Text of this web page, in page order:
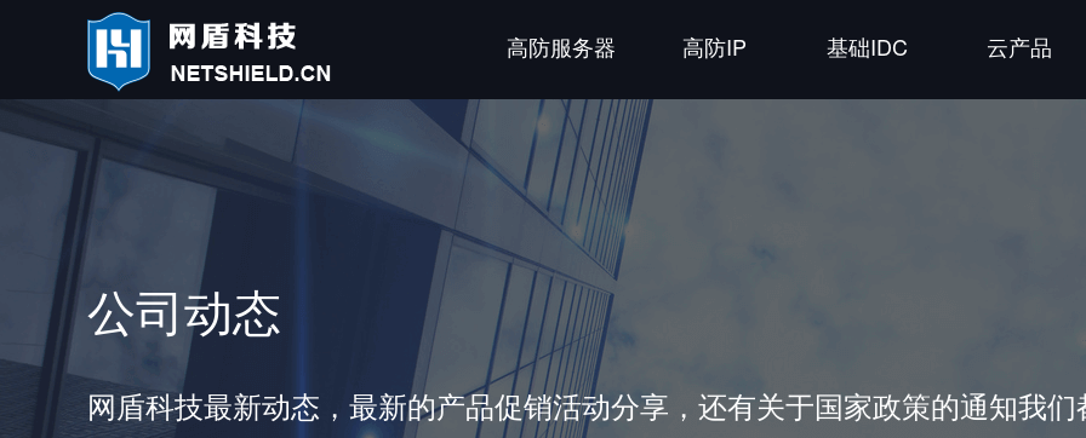
高防服务器 高防IP 基础IDC 云产品
公司动态
网盾科技最新动态，最新的产品促销活动分享，还有关于国家政策的通知我